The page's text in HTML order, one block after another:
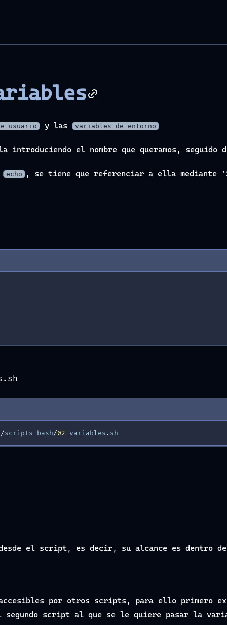
usuario y las variables de entorno
introduciendo el nombre que queramos, seguido
echo , se tiene que referenciar a ella mediante
scripts_bash/02 _variables . sh
el script, es decir, su alcance es dentro
por otros scripts, para ello primero
script al que se le quiere pasar la